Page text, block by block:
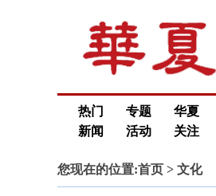
热门 专题
华夏
新闻
活动 关注
您现在的位置:首页 > 文化